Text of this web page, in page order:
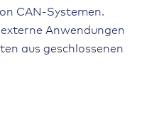
CAN-Systemen.
Anwendungen
aus geschlossenen